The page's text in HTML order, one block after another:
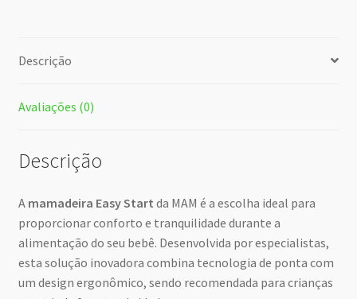
Descrição
Avaliações (0)
Descrição
A mamadeira Easy Start da MAM é a escolha ideal para
proporcionar conforto e tranquilidade durante a
alimentação do seu bebê. Desenvolvida por especialistas,
esta solução inovadora combina tecnologia de ponta com
um design ergonômico, sendo recomendada para crianças